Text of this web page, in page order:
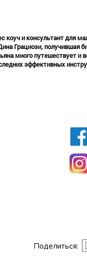
и консультант для
Грациози, получившая
много путешествует
эффективных
Поделиться: